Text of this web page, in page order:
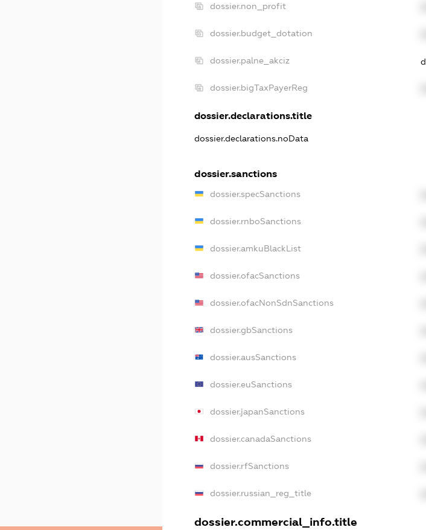
dossier.non_profit
dossier.budget_dotation
dossier.palne_akciz
dossier.bigTaxPayerReg
dossier.declarations.title
dossier.declarations.noData
dossier.sanctions
dossier.specSanctions
dossier.rnboSanctions
dossier.amkuBlackList
dossier.ofacSanctions
dossier.ofacNonSdnSanctions
dossier.gbSanctions
dossier.ausSanctions
dossier.euSanctions
dossier.japanSanctions
dossier.canadaSanctions
dossier.rfSanctions
dossier.russian_reg_title
dossier.commercial_info.title